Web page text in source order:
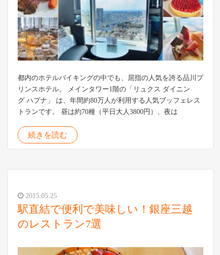
都内のホテルバイキングの中でも、屈指の人気を誇る品川プ
リンスホテル。 メインタワー1階の「リュクス ダイニン
グ ハプナ」 は、年間約80万人が利用する人気ブッフェレス
トランです。 昼は約70種（平日大人3800円）、夜は
続きを読む
2015.05.25
駅直結で便利で美味しい！銀座三越
のレストラン7選